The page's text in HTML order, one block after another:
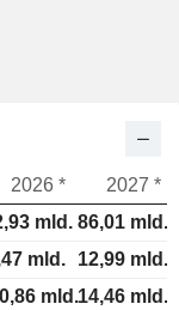
2026 *
2027 *
mld. 86,01 mld.
mld.
12,99 mld.
mld.14,46 mld.